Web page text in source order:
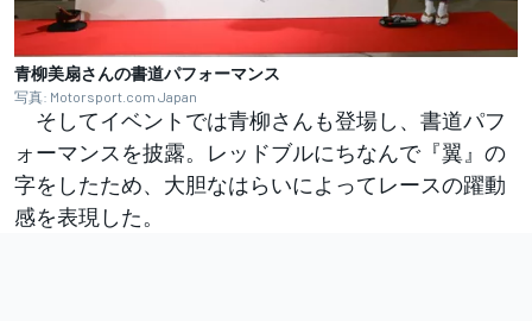
青柳美扇さんの書道パフォーマンス
写真: Motorsport.com Japan
そしてイベントでは青柳さんも登場し、書道パフ
ォーマンスを披露。レッドブルにちなんで『翼』の
字をしたため、大胆なはらいによってレースの躍動
感を表現した。